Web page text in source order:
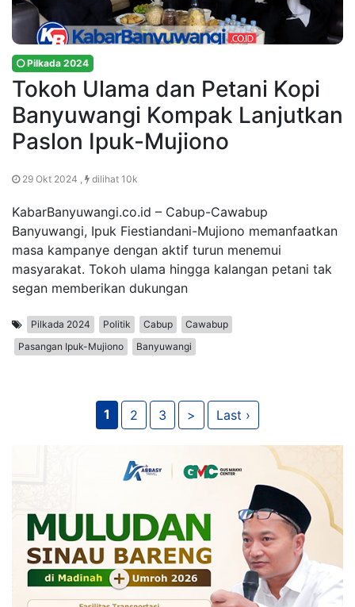
Pilkada 2024
Tokoh Ulama dan Petani Kopi
Banyuwangi Kompak Lanjutkan
Paslon Ipuk-Mujiono
29 Okt 2024 , dilihat 10k
KabarBanyuwangi.co.id – Cabup-Cawabup
Banyuwangi, Ipuk Fiestiandani-Mujiono memanfaatkan
masa kampanye dengan aktif turun menemui
masyarakat. Tokoh ulama hingga kalangan petani tak
segan memberikan dukungan
Pilkada 2024 Politik Cabup
Cawabup
Pasangan Ipuk-Mujiono
Banyuwangi
1 2 3 > Last ›